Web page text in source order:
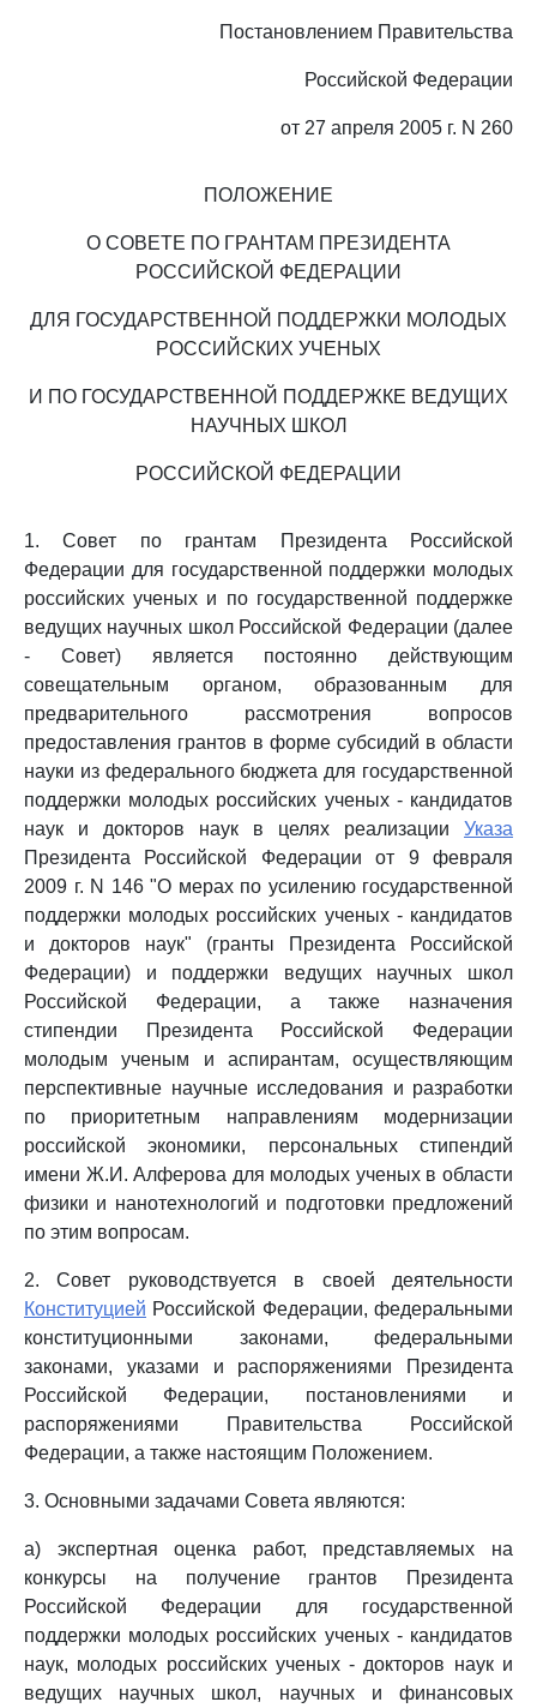
Постановлением Правительства
Российской Федерации
от 27 апреля 2005 г. N 260
ПОЛОЖЕНИЕ
О СОВЕТЕ ПО ГРАНТАМ ПРЕЗИДЕНТА
РОССИЙСКОЙ ФЕДЕРАЦИИ
ДЛЯ ГОСУДАРСТВЕННОЙ ПОДДЕРЖКИ МОЛОДЫХ
РОССИЙСКИХ УЧЕНЫХ
И ПО ГОСУДАРСТВЕННОЙ ПОДДЕРЖКЕ ВЕДУЩИХ
НАУЧНЫХ ШКОЛ
РОССИЙСКОЙ ФЕДЕРАЦИИ
1. Совет по грантам Президента Российской
Федерации для государственной поддержки молодых
российских ученых и по государственной поддержке
ведущих научных школ Российской Федерации (далее
- Совет) является постоянно действующим
совещательным органом, образованным для
предварительного рассмотрения вопросов
предоставления грантов в форме субсидий в области
науки из федерального бюджета для государственной
поддержки молодых российских ученых - кандидатов
наук и докторов наук в целях реализации Указа
Президента Российской Федерации от 9 февраля
2009 г. N 146 "О мерах по усилению государственной
поддержки молодых российских ученых - кандидатов
и докторов наук" (гранты Президента Российской
Федерации) и поддержки ведущих научных школ
Российской Федерации, а также назначения
стипендии Президента Российской Федерации
молодым ученым и аспирантам, осуществляющим
перспективные научные исследования и разработки
по приоритетным направлениям модернизации
российской экономики, персональных стипендий
имени Ж.И. Алферова для молодых ученых в области
физики и нанотехнологий и подготовки предложений
по этим вопросам.
2. Совет руководствуется в своей деятельности
Конституцией Российской Федерации, федеральными
конституционными законами, федеральными
законами, указами и распоряжениями Президента
Российской Федерации, постановлениями и
распоряжениями Правительства Российской
Федерации, а также настоящим Положением.
3. Основными задачами Совета являются:
а) экспертная оценка работ, представляемых на
конкурсы на получение грантов Президента
Российской Федерации для государственной
поддержки молодых российских ученых - кандидатов
наук, молодых российских ученых - докторов наук и
ведущих научных школ, научных и финансовых